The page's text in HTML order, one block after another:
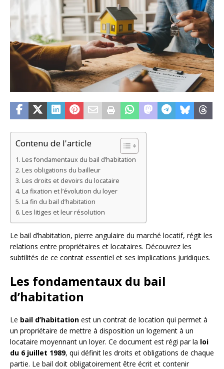
Contenu de l'article
Les fondamentaux du bail d’habitation
Les obligations du bailleur
Les droits et devoirs du locataire
La fixation et l’évolution du loyer
La fin du bail d’habitation
Les litiges et leur résolution
Le bail d’habitation, pierre angulaire du marché locatif, régit les
relations entre propriétaires et locataires. Découvrez les
subtilités de ce contrat essentiel et ses implications juridiques.
Les fondamentaux du bail
d’habitation
Le bail d’habitation est un contrat de location qui permet à
un propriétaire de mettre à disposition un logement à un
locataire moyennant un loyer. Ce document est régi par la loi
du 6 juillet 1989, qui définit les droits et obligations de chaque
partie. Le bail doit obligatoirement être écrit et contenir